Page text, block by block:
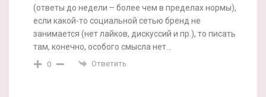
(ответы до недели – более чем в пределах нормы),
если какой-то социальной сетью бренд не
занимается (нет лайков, дискуссий и пр.), то писать
там, конечно, особого смысла нет…
0 Ответить